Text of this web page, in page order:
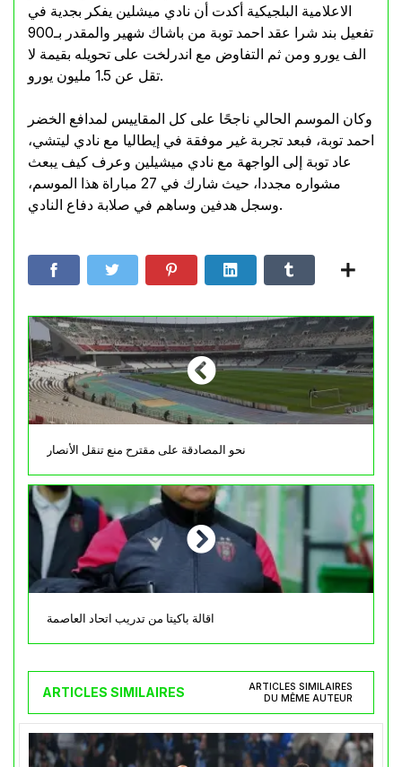
الاعلامية البلجيكية أكدت أن نادي ميشلين يفكر بجدية في
تفعيل بند شرا عقد احمد توبة من باشاك شهير والمقدر بـ900
الف يورو ومن ثم التفاوض مع اندرلخت على تحويله بقيمة لا
تقل عن 1.5 مليون يورو.
وكان الموسم الحالي ناجحًا على كل المقاييس لمدافع الخضر
احمد توبة، فبعد تجربة غير موفقة في إيطاليا مع نادي ليتشي،
عاد توبة إلى الواجهة مع نادي ميشيلين وعرف كيف يبعث
مشواره مجددا، حيث شارك في 27 مباراة هذا الموسم،
وسجل هدفين وساهم في صلابة دفاع النادي.
نحو المصادقة على مقترح منع تنقل الأنصار
اقالة باكيتا من تدريب اتحاد العاصمة
ARTICLES SIMILAIRES
ARTICLES SIMILAIRES
DU MÊME AUTEUR